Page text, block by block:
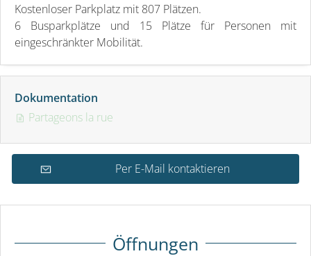
Kostenloser Parkplatz mit 807 Plätzen.
6 Busparkplätze und 15 Plätze für Personen mit
eingeschränkter Mobilität.
Dokumentation
Partageons la rue
Per E-Mail kontaktieren
Öffnungen